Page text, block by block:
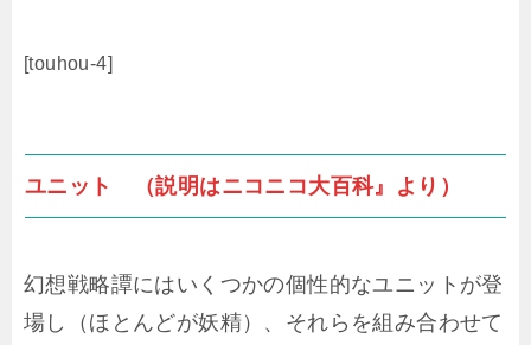
[touhou-4]
ユニット （説明はニコニコ大百科』より）
幻想戦略譚にはいくつかの個性的なユニットが登
場し（ほとんどが妖精）、それらを組み合わせて